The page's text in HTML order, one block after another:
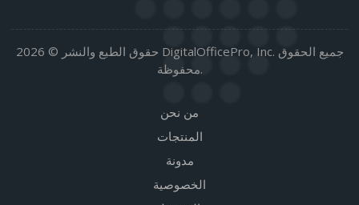
حقوق الطبع والنشر © 2026 DigitalOfficePro, Inc. جميع الحقوق
محفوظة.
من نحن
المنتجات
مدونة
الخصوصية